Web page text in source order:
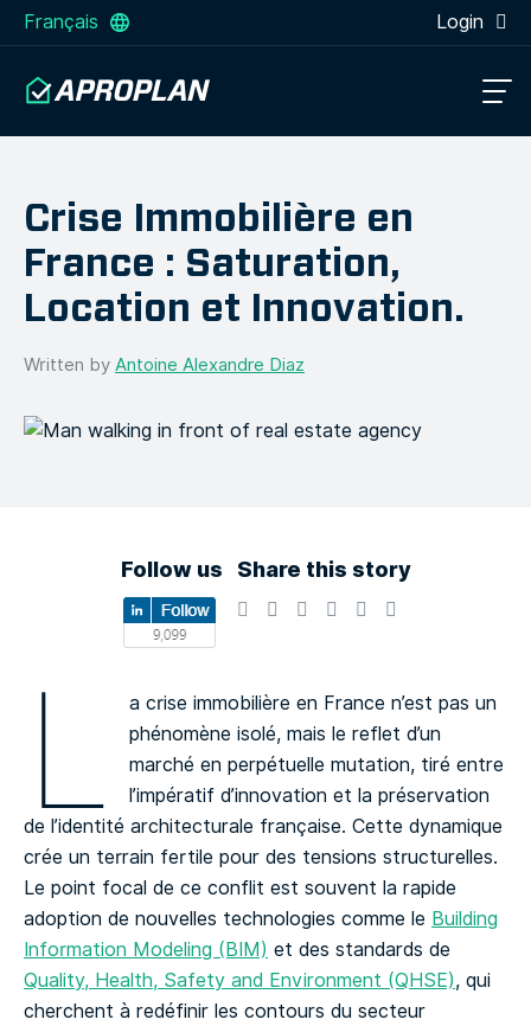
Français Login
Crise Immobilière en
France : Saturation,
Location et Innovation.
Written byAntoine Alexandre Diaz
Follow us Share this story
L
a crise immobilière en France n’est pas un
phénomène isolé, mais le reflet d’un
marché en perpétuelle mutation, tiré entre
l’impératif d’innovation et la préservation
de l’identité architecturale française. Cette dynamique
crée un terrain fertile pour des tensions structurelles.
Le point focal de ce conflit est souvent la rapide
adoption de nouvelles technologies comme le Building
Information Modeling (BIM) et des standards de
Quality, Health, Safety and Environment (QHSE), qui
cherchent à redéfinir les contours du secteur